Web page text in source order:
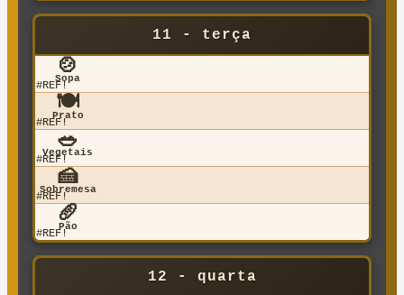
11 - terça
🍲
Sopa
#REF!
🍽️
Prato
#REF!
🥗
Vegetais
#REF!
🍰
Sobremesa
#REF!
🥖
Pão
#REF!
12 - quarta